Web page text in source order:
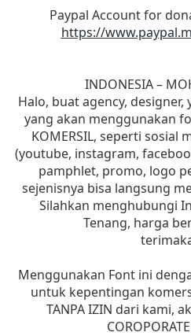
Paypal Account for
https://
INDONESIA –
Halo, buat agency, designer,
yang akan menggunakan
KOMERSIL, seperti sosial
(youtube, instagram,
pamphlet, promo, logo
sejenisnya bisa langsung
Silahkan menghubungi
Tenang, harga
Menggunakan Font ini
untuk kepentingan
TANPA IZIN dari kami,